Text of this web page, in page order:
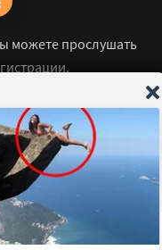
можете прослушать
Все права защищены